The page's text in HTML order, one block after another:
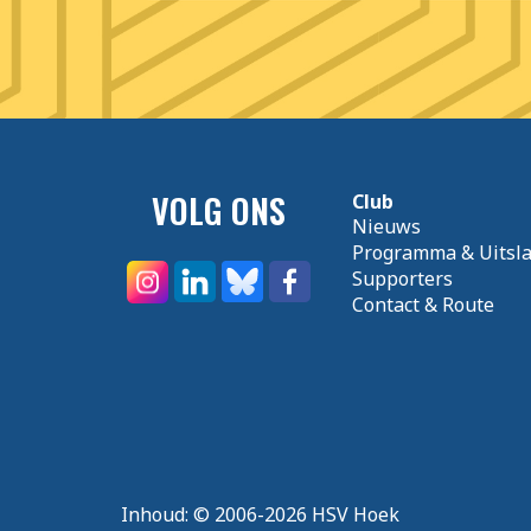
VOLG ONS
Club
Nieuws
Programma &
Supporters
Contact & Route
Inhoud: © 2006-2026 HSV Hoek